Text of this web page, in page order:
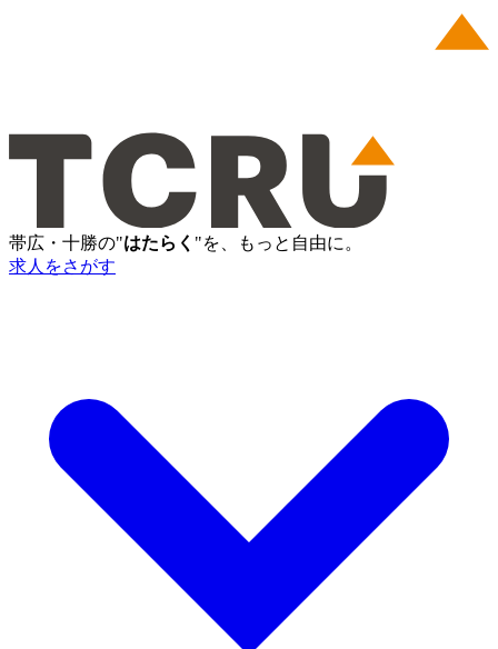
帯広・十勝の"はたらく "を、もっと自由に。
求人をさがす